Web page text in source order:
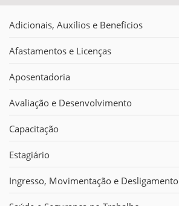
Adicionais, Auxílios e Benefícios
Afastamentos e Licenças
Aposentadoria
Avaliação e Desenvolvimento
Capacitação
Estagiário
Ingresso, Movimentação e Desligamento